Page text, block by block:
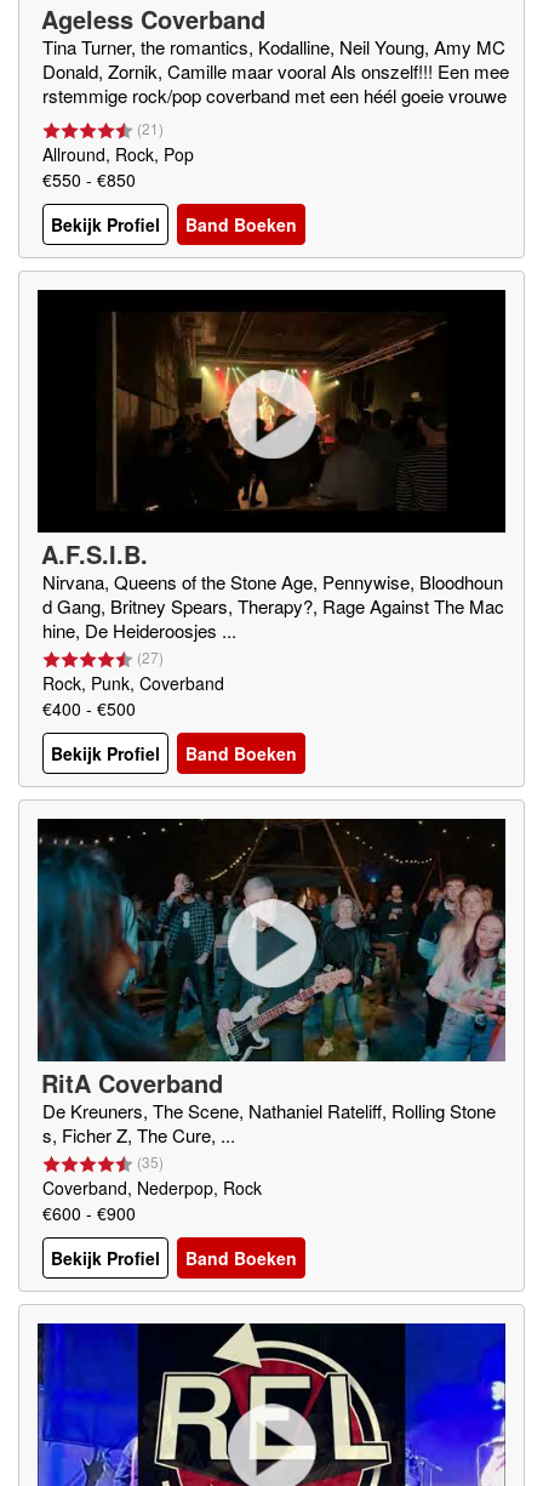
Ageless Coverband
Tina Turner, the romantics, Kodalline, Neil Young, Amy MC
Donald, Zornik, Camille maar vooral Als onszelf!!! Een mee
rstemmige rock/pop coverband met een héél goeie vrouwe
lijke zangeres met bakken ervaring!!!!! Beschikt over eigen
PA
(21)
Allround, Rock, Pop
€550 - €850
Bekijk Profiel
Band Boeken
A.F.S.I.B.
Nirvana, Queens of the Stone Age, Pennywise, Bloodhoun
d Gang, Britney Spears, Therapy?, Rage Against The Mac
hine, De Heideroosjes ...
(27)
Rock, Punk, Coverband
€400 - €500
Bekijk Profiel
Band Boeken
RitA Coverband
De Kreuners, The Scene, Nathaniel Rateliff, Rolling Stone
s, Ficher Z, The Cure, ...
(35)
Coverband, Nederpop, Rock
€600 - €900
Bekijk Profiel
Band Boeken